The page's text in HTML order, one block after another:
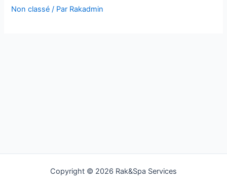
Non classé / Par Rakadmin
Copyright © 2026 Rak&Spa Services